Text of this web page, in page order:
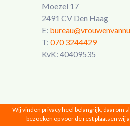
Moezel 17
2491 CV Den Haag
E:
T: 070 3244429
KvK: 40409535
Vrouwen van Nu © 2026 |
Wij vinden privacy heel belangrijk, daarom
bezoeken op voor de rest plaatsen wij